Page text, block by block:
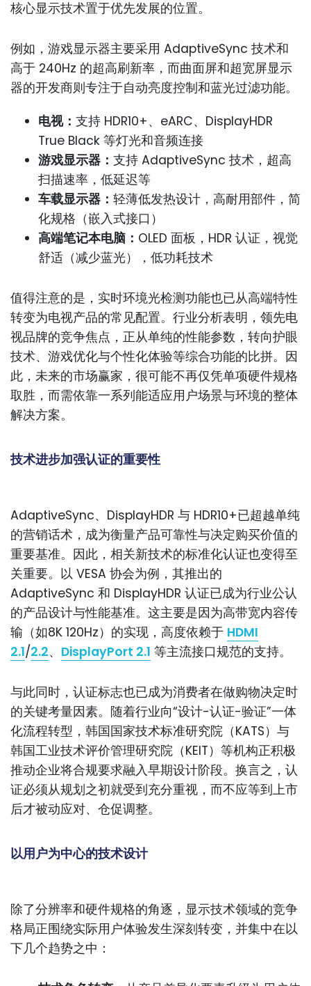
核心显示技术置于优先发展的位置。
例如，游戏显示器主要采用 AdaptiveSync 技术和
高于 240Hz 的超高刷新率，而曲面屏和超宽屏显示
器的开发商则专注于自动亮度控制和蓝光过滤功能。
电视： 支持 HDR10+、eARC、DisplayHDR
True Black 等灯光和音频连接
游戏显示器： 支持 AdaptiveSync 技术，超高
扫描速率，低延迟等
车载显示器： 轻薄低发热设计，高耐用部件，简
化规格（嵌入式接口）
高端笔记本电脑： OLED 面板，HDR 认证，视觉
舒适（减少蓝光），低功耗技术
值得注意的是，实时环境光检测功能也已从高端特性
转变为电视产品的常见配置。行业分析表明，领先电
视品牌的竞争焦点，正从单纯的性能参数，转向护眼
技术、游戏优化与个性化体验等综合功能的比拼。因
此，未来的市场赢家，很可能不再仅凭单项硬件规格
取胜，而需依靠一系列能适应用户场景与环境的整体
解决方案。
技术进步加强认证的重要性
AdaptiveSync、DisplayHDR 与 HDR10+已超越单纯
的营销话术，成为衡量产品可靠性与决定购买价值的
重要基准。因此，相关新技术的标准化认证也变得至
关重要。以 VESA 协会为例，其推出的
AdaptiveSync 和 DisplayHDR 认证已成为行业公认
的产品设计与性能基准。这主要是因为高带宽内容传
输（如8K 120Hz）的实现，高度依赖于 HDMI
2.1/2.2、 DisplayPort 2.1 等主流接口规范的支持。
与此同时，认证标志也已成为消费者在做购物决定时
的关键考量因素。随着行业向“设计-认证-验证”一体
化流程转型，韩国国家技术标准研究院（KATS）与
韩国工业技术评价管理研究院（KEIT）等机构正积极
推动企业将合规要求融入早期设计阶段。换言之，认
证必须从规划之初就受到充分重视，而不应等到上市
后才被动应对、仓促调整。
以用户为中心的技术设计
除了分辨率和硬件规格的角逐，显示技术领域的竞争
格局正围绕实际用户体验发生深刻转变，并集中在以
下几个趋势之中：